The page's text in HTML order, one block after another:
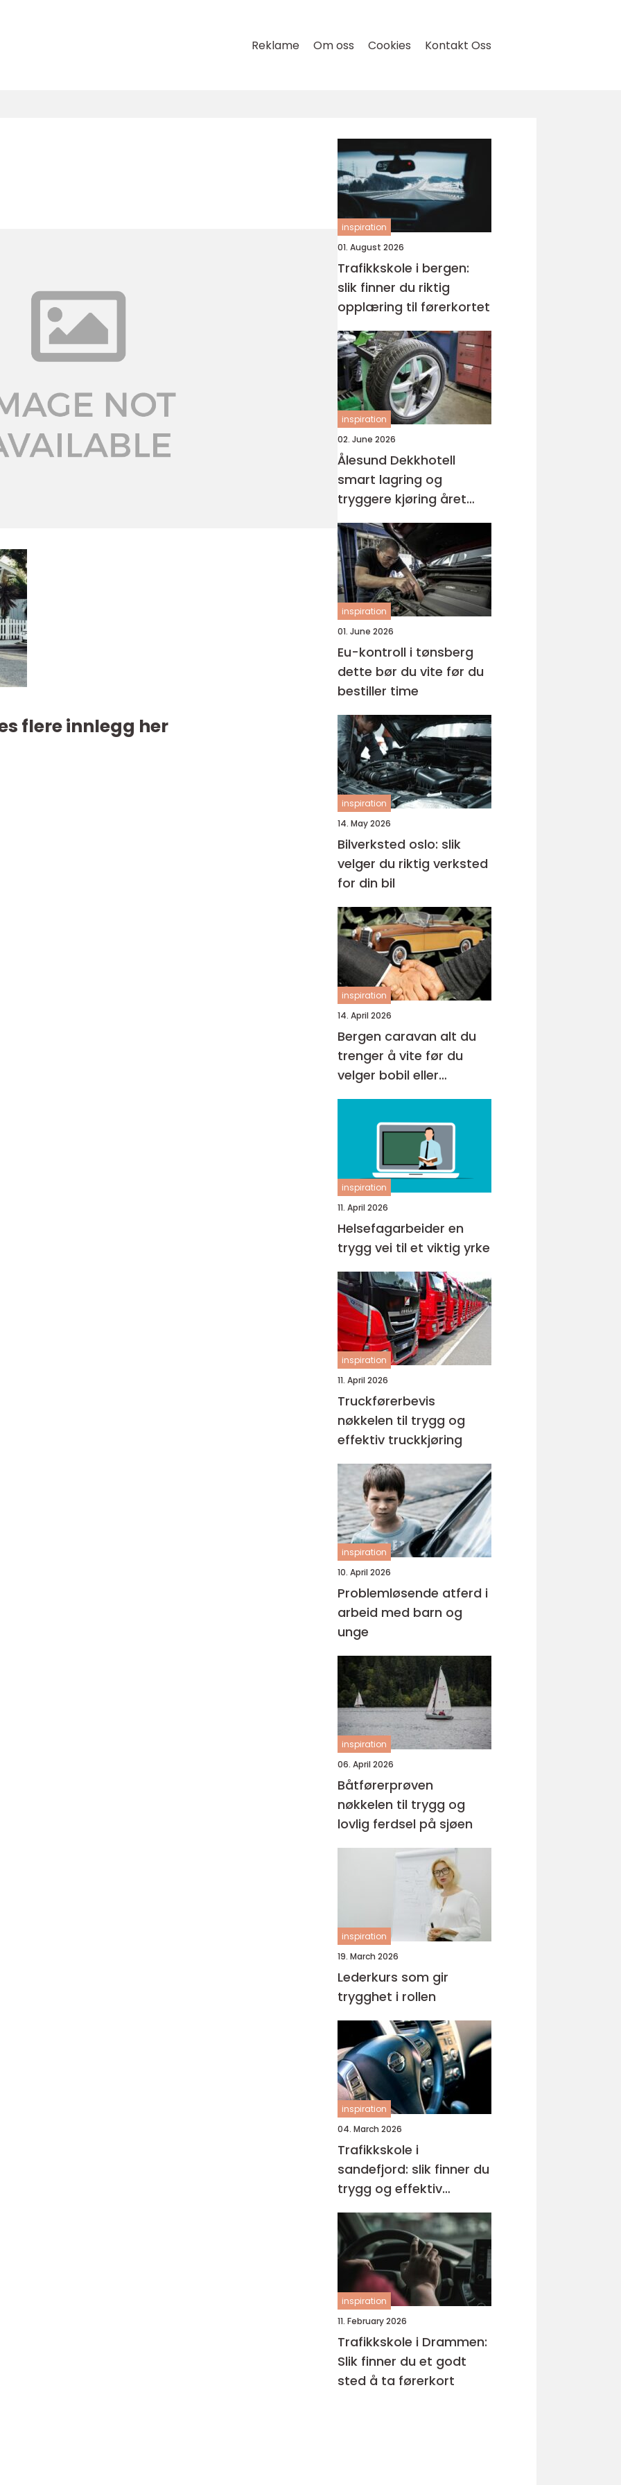
Reklame Om oss Cookies Kontakt Oss
flere innlegg her
inspiration
01. August 2026
Trafikkskole i bergen:
slik finner du riktig
opplæring til førerkortet
inspiration
02. June 2026
Ålesund Dekkhotell
smart lagring og
tryggere kjøring året
rundt
inspiration
01. June 2026
Eu-kontroll i tønsberg
dette bør du vite før du
bestiller time
inspiration
14. May 2026
Bilverksted oslo: slik
velger du riktig verksted
for din bil
inspiration
14. April 2026
Bergen caravan alt du
trenger å vite før du
velger bobil eller
campingvogn
inspiration
11. April 2026
Helsefagarbeider en
trygg vei til et viktig yrke
inspiration
11. April 2026
Truckførerbevis
nøkkelen til trygg og
effektiv truckkjøring
inspiration
10. April 2026
Problemløsende atferd i
arbeid med barn og
unge
inspiration
06. April 2026
Båtførerprøven
nøkkelen til trygg og
lovlig ferdsel på sjøen
inspiration
19. March 2026
Lederkurs som gir
trygghet i rollen
inspiration
04. March 2026
Trafikkskole i
sandefjord: slik finner du
trygg og effektiv
opplæring
inspiration
11. February 2026
Trafikkskole i Drammen:
Slik finner du et godt
sted å ta førerkort